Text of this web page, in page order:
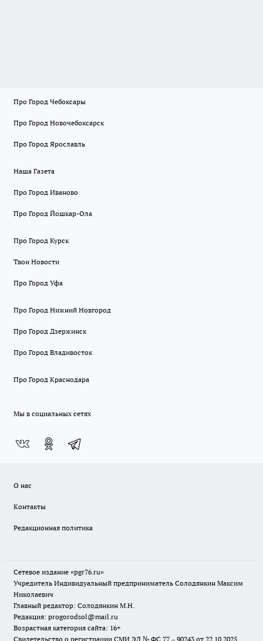
Про Город Чебоксары
Про Город Новочебоксарск
Про Город Ярославль
Наша Газета
Про Город Иваново
Про Город Йошкар-Ола
Про Город Курск
Твои Новости
Про Город Уфа
Про Город Нижний Новгород
Про Город Дзержинск
Про Город Владивосток
Про Город Краснодара
Мы в социальных сетях
О нас
Контакты
Редакционная политика
Сетевое издание «pgr76.ru»
Учредитель Индивидуальный предприниматель Солодянкин Максим
Николаевич
Главный редактор: Солодянкин М.Н.
Редакция: progorodsol@mail.ru
Возрастная категория сайта: 16+
Свидетельство о регистрации СМИ ЭЛ № ФС 77 – 90243 от 22.10.2025.